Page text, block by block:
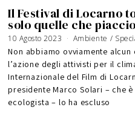
Il Festival di Locarno
solo quelle che
10 Agosto 2023
A
g
s
o
2
0
2
Ambiente /
Non abbiamo ovviamente
l’azione degli attivisti per il
Internazionale del Film di
presidente Marco Solari – che
ecologista – lo ha escluso